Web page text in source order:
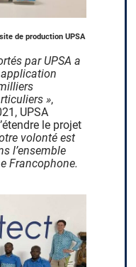
de production UPSA
par UPSA a
»,
UPSA
le projet
volonté est
l’ensemble
Francophone.